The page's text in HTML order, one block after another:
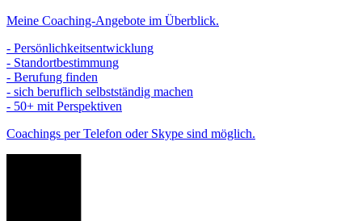
Meine Coaching-Angebote im Überblick.
- Persönlichkeitsentwicklung
- Standortbestimmung
- Berufung finden
- sich beruflich selbstständig machen
- 50+ mit Perspektiven
Coachings per Telefon oder Skype sind möglich.